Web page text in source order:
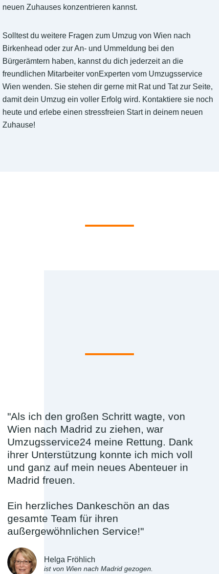
neuen Zuhauses konzentrieren kannst.
Solltest du weitere Fragen zum Umzug von Wien nach
Birkenhead oder zur An- und Ummeldung bei den
Bürgerämtern haben, kannst du dich jederzeit an die
freundlichen Mitarbeiter vonExperten vom Umzugsservice
Wien wenden. Sie stehen dir gerne mit Rat und Tat zur Seite,
damit dein Umzug ein voller Erfolg wird. Kontaktiere sie noch
heute und erlebe einen stressfreien Start in deinem neuen
Zuhause!
"Als ich den großen Schritt wagte, von
Wien nach Madrid zu ziehen, war
Umzugsservice24 meine Rettung. Dank
ihrer Unterstützung konnte ich mich voll
und ganz auf mein neues Abenteuer in
Madrid freuen.
Ein herzliches Dankeschön an das
gesamte Team für ihren
außergewöhnlichen Service!"
Helga Fröhlich
ist von Wien nach Madrid gezogen.